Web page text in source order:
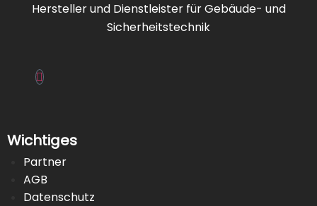
Hersteller und Dienstleister für Gebäude- und
Sicherheitstechnik
Wichtiges
Partner
AGB
Datenschutz